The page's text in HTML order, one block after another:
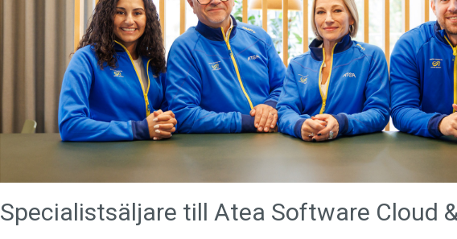
Specialistsäljare till Atea Software Cloud